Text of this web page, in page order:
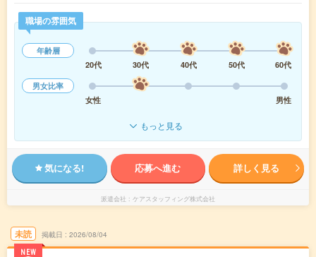
職場の雰囲気
年齢層
20代
30代 40代 50代
60代
男女比率
女性
男性
もっと見る
気になる! 応募へ進む 詳しく見る
派遣会社 ケアスタッフィング株式会社
未読
NEW
掲載日 2026/08/04